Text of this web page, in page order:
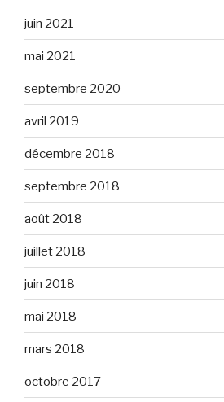
juin 2021
mai 2021
septembre 2020
avril 2019
décembre 2018
septembre 2018
août 2018
juillet 2018
juin 2018
mai 2018
mars 2018
octobre 2017